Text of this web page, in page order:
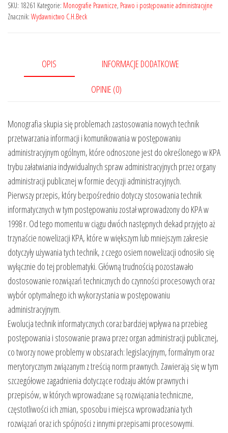
SKU: 18261 Kategorie: Monografie Prawnicze, Prawo i postępowanie administracyjne
Znacznik: Wydawnictwo C.H.Beck
OPIS INFORMACJE DODATKOWE
OPINIE (0)
Monografia skupia się problemach zastosowania nowych technik
przetwarzania informacji i komunikowania w postępowaniu
administracyjnym ogólnym, które odnoszone jest do określonego w KPA
trybu załatwiania indywidualnych spraw administracyjnych przez organy
administracji publicznej w formie decyzji administracyjnych.
Pierwszy przepis, który bezpośrednio dotyczy stosowania technik
informatycznych w tym postępowaniu został wprowadzony do KPA w
1998 r. Od tego momentu w ciągu dwóch następnych dekad przyjęto aż
trzynaście nowelizacji KPA, które w większym lub mniejszym zakresie
dotyczyły używania tych technik, z czego osiem nowelizacji odnosiło się
wyłącznie do tej problematyki. Główną trudnością pozostawało
dostosowanie rozwiązań technicznych do czynności procesowych oraz
wybór optymalnego ich wykorzystania w postępowaniu
administracyjnym.
Ewolucja technik informatycznych coraz bardziej wpływa na przebieg
postępowania i stosowanie prawa przez organ administracji publicznej,
co tworzy nowe problemy w obszarach: legislacyjnym, formalnym oraz
merytorycznym związanym z treścią norm prawnych. Zawierają się w tym
szczegółowe zagadnienia dotyczące rodzaju aktów prawnych i
przepisów, w których wprowadzane są rozwiązania techniczne,
częstotliwości ich zmian, sposobu i miejsca wprowadzania tych
rozwiązań oraz ich spójności z innymi przepisami procesowymi.